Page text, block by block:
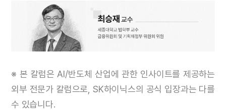
※ 본 칼럼은 AI/반도체 산업에 관한 인사이트를 제공하는
외부 전문가 칼럼으로, SK하이닉스의 공식 입장과는 다를
수 있습니다.